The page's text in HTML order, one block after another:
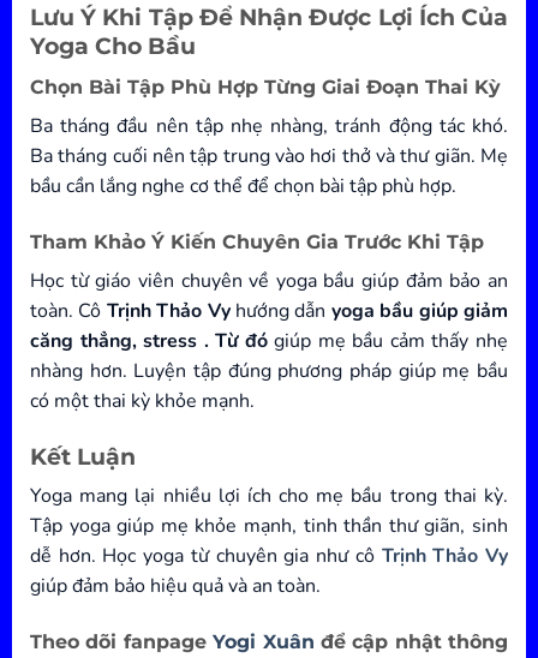
Lưu Ý Khi Tập Để Nhận Được Lợi Ích Của
Yoga Cho Bầu
Chọn Bài Tập Phù Hợp Từng Giai Đoạn Thai Kỳ
Ba tháng đầu nên tập nhẹ nhàng, tránh động tác khó.
Ba tháng cuối nên tập trung vào hơi thở và thư giãn. Mẹ
bầu cần lắng nghe cơ thể để chọn bài tập phù hợp.
Tham Khảo Ý Kiến Chuyên Gia Trước Khi Tập
Học từ giáo viên chuyên về yoga bầu giúp đảm bảo an
toàn. Cô Trịnh Thảo Vyhướng dẫn yoga bầu giúp giảm
căng thẳng, stress . Từ đógiúp mẹ bầu cảm thấy nhẹ
nhàng hơn. Luyện tập đúng phương pháp giúp mẹ bầu
có một thai kỳ khỏe mạnh.
Kết Luận
Yoga mang lại nhiều lợi ích cho mẹ bầu trong thai kỳ.
Tập yoga giúp mẹ khỏe mạnh, tinh thần thư giãn, sinh
dễ hơn. Học yoga từ chuyên gia như cô Trịnh Thảo Vy
giúp đảm bảo hiệu quả và an toàn.
Theo dõi fanpageYogi Xuân để cập nhật thông